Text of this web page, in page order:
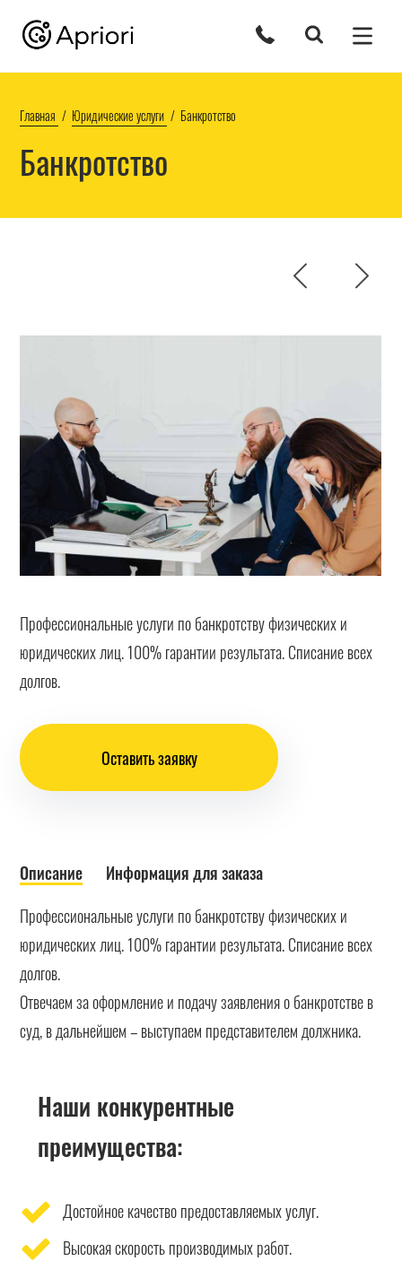
Главная Юридические услуги Банкротство
Банкротство
Профессиональные услуги по банкротству физических и
юридических лиц. 100% гарантии результата. Списание всех
долгов.
Оставить заявку
Описание
Информация для заказа
Профессиональные услуги по банкротству физических и
юридических лиц. 100% гарантии результата. Списание всех
долгов.
Отвечаем за оформление и подачу заявления о банкротстве в
суд, в дальнейшем – выступаем представителем должника.
Наши конкурентные
преимущества:
Достойное качество предоставляемых услуг.
Высокая скорость производимых работ.